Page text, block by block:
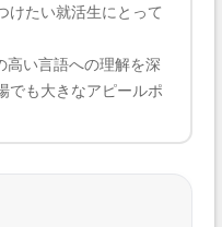
けたい就活生にとって
高い言語への理解を深
でも大きなアピールポ